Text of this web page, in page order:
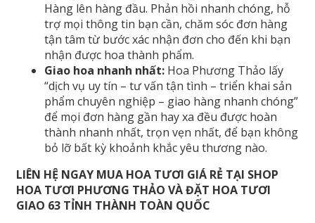
Hàng lên hàng đầu. Phản hồi nhanh chóng, hỗ
trợ mọi thông tin bạn cần, chăm sóc đơn hàng
tận tâm từ bước xác nhận đơn cho đến khi bạn
nhận được hoa thành phẩm.
Giao hoa nhanh nhất: Hoa Phương Thảo lấy
“dịch vụ uy tín – tư vấn tận tình – triển khai sản
phẩm chuyên nghiệp – giao hàng nhanh chóng”
để mọi đơn hàng gần hay xa đều được hoàn
thành nhanh nhất, trọn vẹn nhất, để bạn không
bỏ lỡ bất kỳ khoảnh khắc yêu thương nào.
LIÊN HỆ NGAY MUA HOA TƯƠI GIÁ RẺ TẠI SHOP
HOA TƯƠI PHƯƠNG THẢO VÀ ĐẶT HOA TƯƠI
GIAO 63 TỈNH THÀNH TOÀN QUỐC